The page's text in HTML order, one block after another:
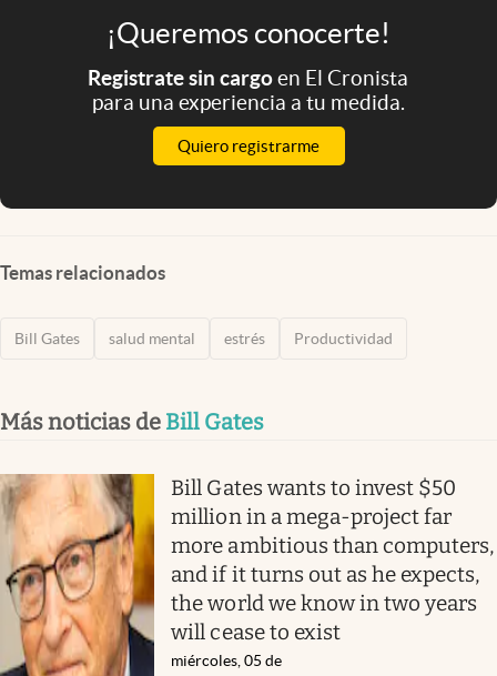
¡Queremos conocerte!
Registrate sin cargoen El Cronista
para una experiencia a tu medida.
Quiero registrarme
Temas relacionados
Bill Gates salud mental estrés Productividad
Más noticias de Bill Gates
Bill Gates wants to invest $50
million in a mega-project far
more ambitious than computers,
and if it turns out as he expects,
the world we know in two years
will cease to exist
miércoles, 05 de